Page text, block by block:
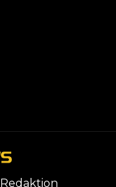
Redaktion